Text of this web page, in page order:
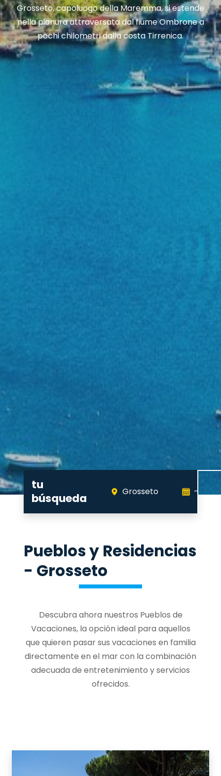
Grosseto, capoluogo della Maremma, si estende
nella pianura attraversata dal fiume Ombrone a
pochi chilometri dalla costa Tirrenica.
tu
búsqueda
Grosseto -
Pueblos y Residencias
- Grosseto
Descubra ahora nuestros Pueblos de
Vacaciones, la opción ideal para aquellos
que quieren pasar sus vacaciones en familia
directamente en el mar con la combinación
adecuada de entretenimiento y servicios
ofrecidos.